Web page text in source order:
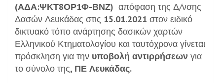
(ΑΔΑ:ΨΚΤ8ΟΡ1Φ-ΒΝΖ) απόφαση της Δ/νσης
Δασών Λευκάδας στις 15.01.2021 στον ειδικό
δικτυακό τόπο ανάρτησης δασικών χαρτών
Ελληνικού Κτηματολογίου και ταυτόχρονα γίνεται
πρόσκληση για την υποβολή αντιρρήσεων για
το σύνολο της, ΠΕ Λευκάδας.